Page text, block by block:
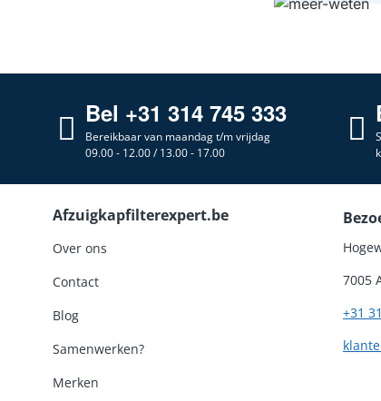
Bel +31 314 745 333
Bereikbaar van maandag t/m vrijdag
09.00 - 12.00 / 13.00 - 17.00
Afzuigkapfilterexpert.be
Over ons
Contact
Blog
Samenwerken?
Merken
7005
+31